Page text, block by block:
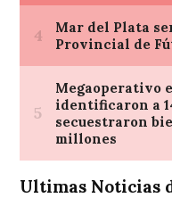
Ultimas Noticias